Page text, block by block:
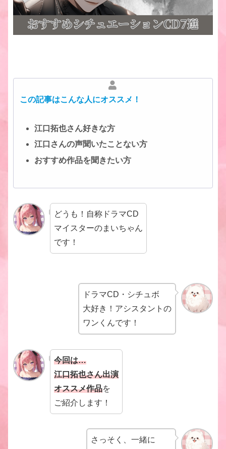
この記事はこんな人にオススメ！
江口拓也さん好きな方
江口さんの声聞いたことない方
おすすめ作品を聞きたい方
どうも！自称ドラマCD
マイスターのまいちゃん
です！
ドラマCD・シチュボ
大好き！アシスタントの
ワンくんです！
今回は…
江口拓也さん出演
オススメ作品を
ご紹介します！
さっそく、一緒に